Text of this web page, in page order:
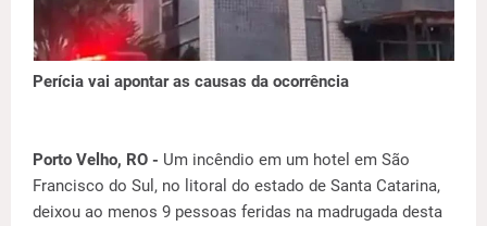
Perícia vai apontar as causas da ocorrência
Porto Velho, RO - Um incêndio em um hotel em São
Francisco do Sul, no litoral do estado de Santa Catarina,
deixou ao menos 9 pessoas feridas na madrugada desta